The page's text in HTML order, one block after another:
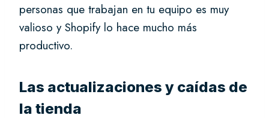
personas que trabajan en tu equipo es muy
valioso y Shopify lo hace mucho más
productivo.
Las actualizaciones y caídas de
la tienda